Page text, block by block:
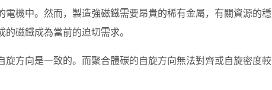
機中。然而，製造強磁鐵需要昂貴的稀有金屬，有關資源的穩
磁鐵成為當前的迫切需求。
方向是一致的。而聚合體碳的自旋方向無法對齊或自旋密度較